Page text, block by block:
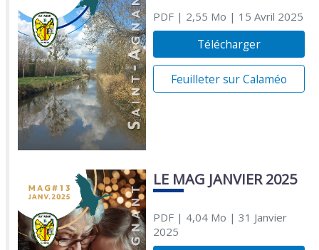
PDF| 2,55 Mo | 15 Avril 2025
Télécharger
Feuilleter sur Calaméo
LE MAG JANVIER 2025
PDF| 4,04 Mo | 31 Janvier
2025